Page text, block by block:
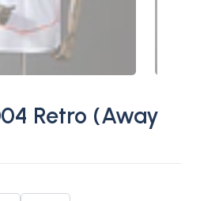
Retro (Away